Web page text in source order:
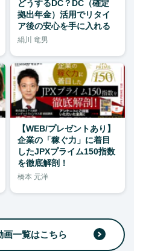
どうするDC？DC（確定
拠出年金）活用でリタイ
ア後の安心を手に入れる
絹川 竜男
【WEB/プレゼントあり】
企業の「稼ぐ力」に着目
したJPXプライム150指数
を徹底解剖！
橋本 元洋
画一覧はこちら